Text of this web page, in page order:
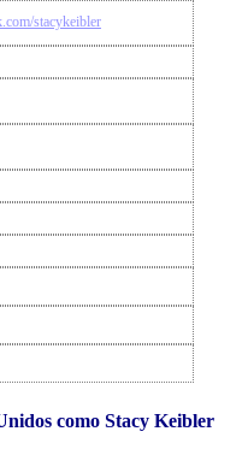
stacykeibler
como Stacy Keibler